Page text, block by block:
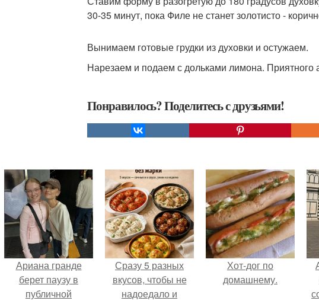
30-35 минут, пока Филе не станет золотисто -
Вынимаем готовые грудки из духовки и остужаем.
Нарезаем и подаем с дольками лимона. Приятного
Понравилось? Поделитесь с друзьями!
Ариана гранде
берет паузу в
публичной
Сразу 5 разных
вкусов, чтобы не
надоедало и
Хот-дог по
домашнему.